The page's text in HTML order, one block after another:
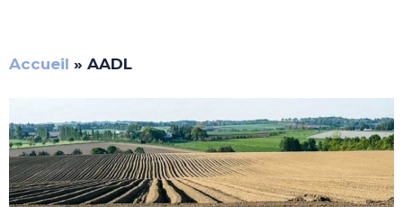
Accueil » AADL